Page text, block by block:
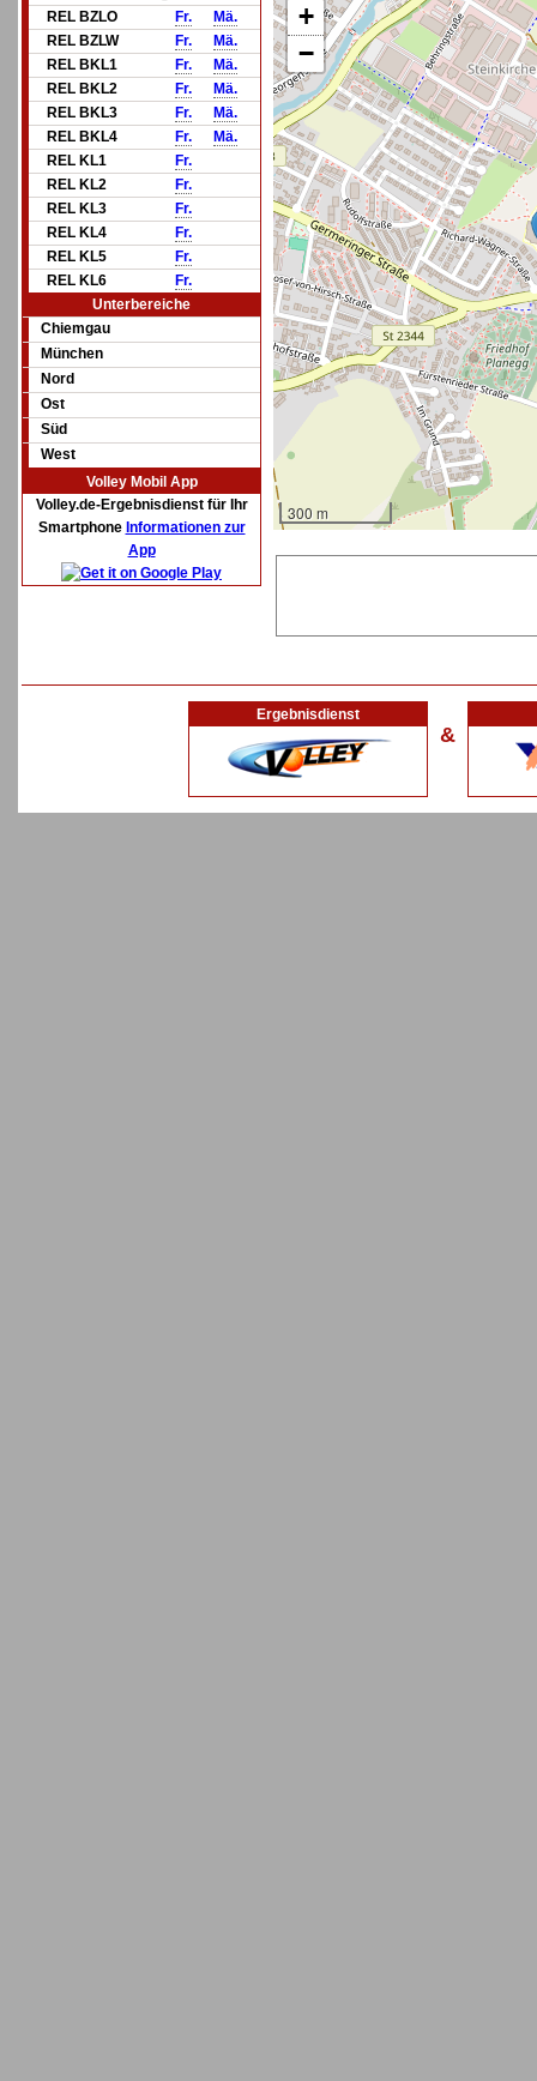
REL BZLO
Fr.
Mä.
REL BZLW
Fr.
Mä.
REL BKL1
Fr.
Mä.
REL BKL2
Fr.
Mä.
REL BKL3
Fr.
Mä.
REL BKL4
Fr.
Mä.
REL KL1
Fr.
REL KL2
Fr.
REL KL3
Fr.
REL KL4
Fr.
REL KL5
Fr.
REL KL6
Fr.
Unterbereiche
Chiemgau
München
Nord
Ost
Süd
West
Volley Mobil App
Volley.de-Ergebnisdienst für Ihr
Smartphone Informationen zur
App
+
−
300 m
Ergebnisdienst
&